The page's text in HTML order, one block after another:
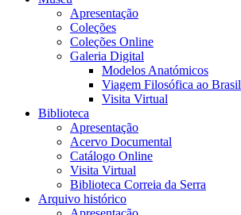
Apresentação
Coleções
Coleções Online
Galeria Digital
Modelos Anatómicos
Viagem Filosófica ao Brasil
Visita Virtual
Biblioteca
Apresentação
Acervo Documental
Catálogo Online
Visita Virtual
Biblioteca Correia da Serra
Arquivo histórico